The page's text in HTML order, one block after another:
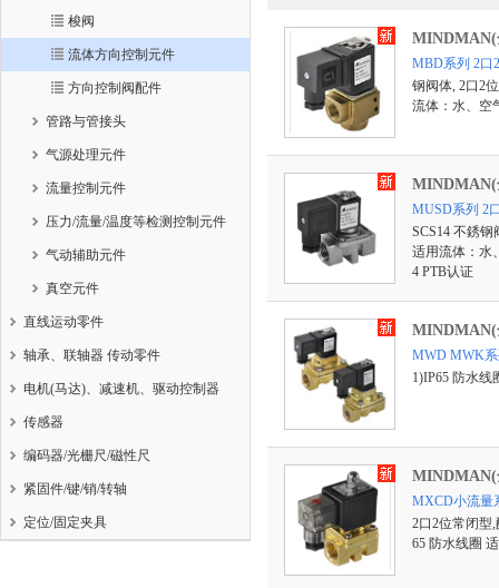
梭阀
流体方向控制元件
方向控制阀配件
管路与管接头
气源处理元件
流量控制元件
压力/流量/温度等检测控制元件
气动辅助元件
真空元件
直线运动零件
轴承、联轴器 传动零件
电机(马达)、减速机、驱动控制器
传感器
编码器/光栅尺/磁性尺
紧固件/键/销/转轴
定位/固定夹具
MINDMAN(
MBD系列 2口
钢阀体, 2口2
流体：水、空
MINDMAN(
MUSD系列 2
SCS14 不銹
适用流体：水
4 PTB认证
MINDMAN(
MWD MWK
1)IP65 防水线
MINDMAN(
MXCD小流量
2口2位常闭型
65 防水线圈